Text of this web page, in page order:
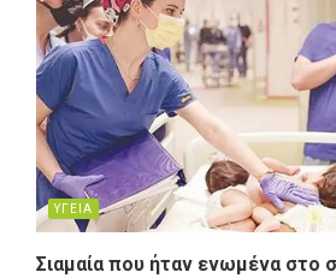
ΥΓΕΙΑ
Σιαμαία που ήταν ενωμένα στο